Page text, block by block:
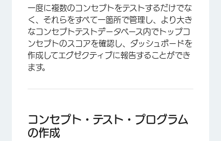
一度に複数のコンセプトをテストするだけでな
く、それらをすべて一箇所で管理し、より大き
なコンセプトテストデータベース内でトップコ
ンセプトのスコアを確認し、ダッシュボードを
作成してエグゼクティブに報告することができ
ます。
コンセプト・テスト・プログラム
の作成